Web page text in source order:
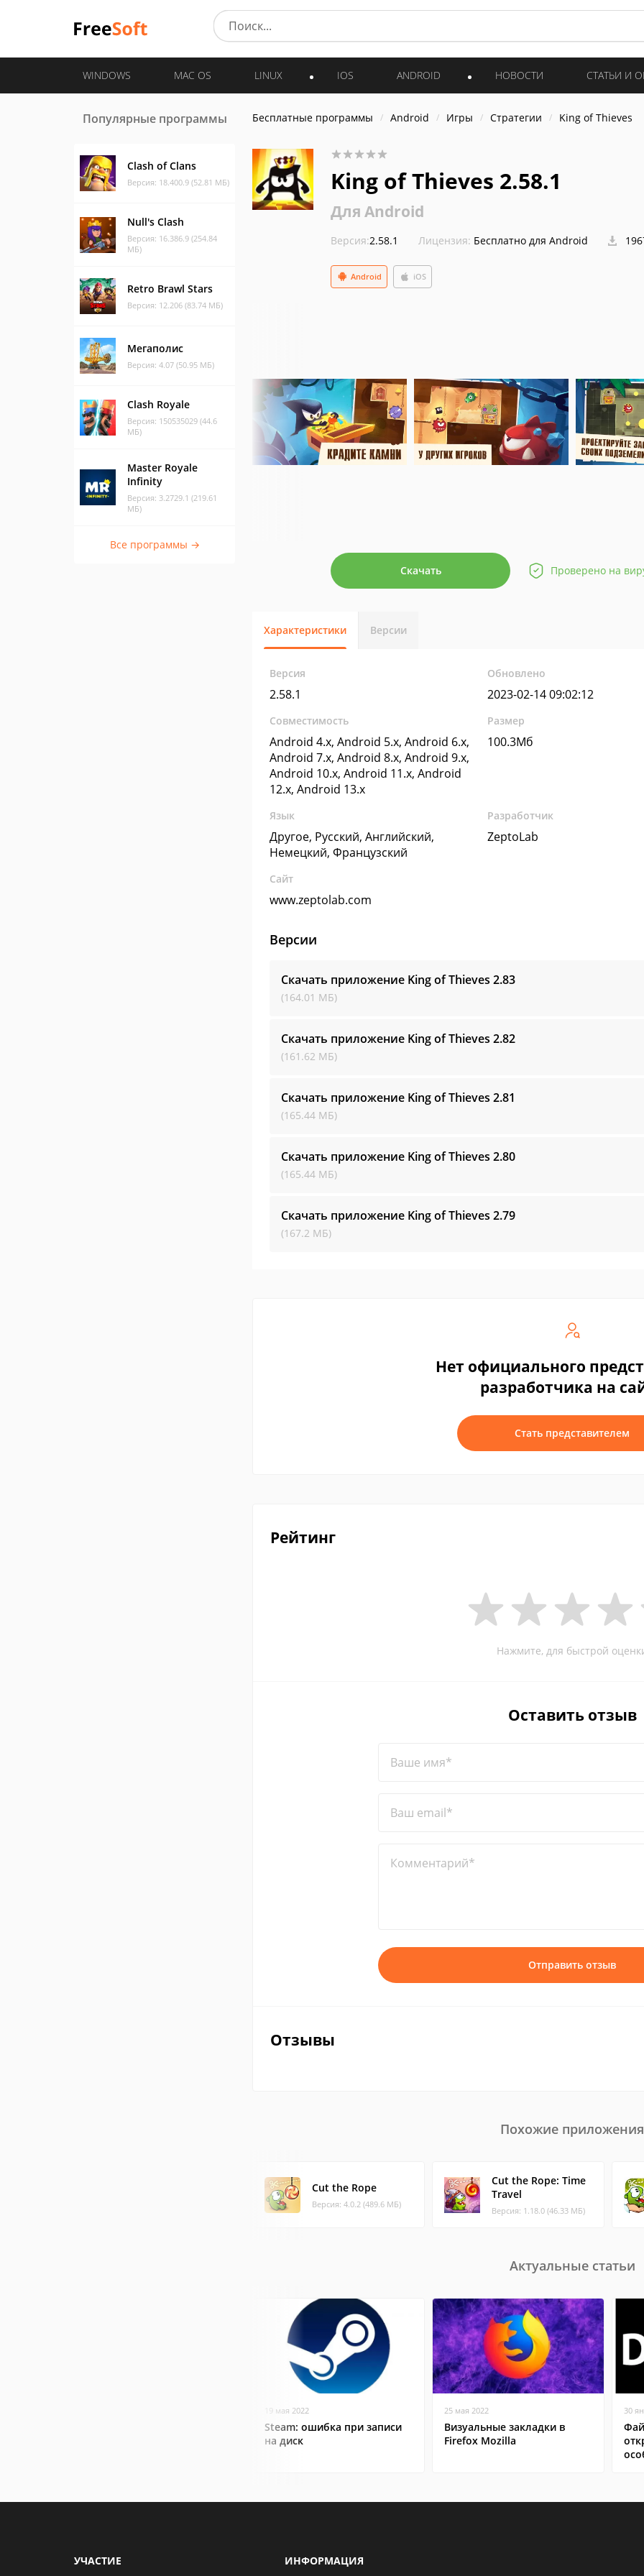
WINDOWS MAC OS LINUX IOS ANDROID НОВОСТИ СТАТЬИ И
Популярные программы
Clash of Clans
Версия: 18.400.9 (52.81 МБ)
Null's Clash
Версия: 16.386.9 (254.84
МБ)
Retro Brawl Stars
Версия: 12.206 (83.74 МБ)
Мегаполис
Версия: 4.07 (50.95 МБ)
Clash Royale
Версия: 150535029 (44.6
МБ)
Master Royale
Infinity
Версия: 3.2729.1 (219.61
МБ)
Все программы →
Бесплатные программы Android Игры Стратегии King of Thieves
King of Thieves 2.58.1
Для Android
Версия:2.58.1 Лицензия: Бесплатно для Android
Android iOS
Скачать Проверено на
Характеристики Версии
Версия
2.58.1
Обновлено
2023-02-14 09:02:12
Совместимость
Android 4.x, Android 5.x, Android 6.x,
Android 7.x, Android 8.x, Android 9.x,
Android 10.x, Android 11.x, Android
12.x, Android 13.x
Размер
100.3Мб
Язык
Другое, Русский, Английский,
Немецкий, Французский
Разработчик
ZeptoLab
Сайт
www.zeptolab.com
Версии
Скачать приложение King of Thieves 2.83
(164.01 МБ)
Скачать приложение King of Thieves 2.82
(161.62 МБ)
Скачать приложение King of Thieves 2.81
(165.44 МБ)
Скачать приложение King of Thieves 2.80
(165.44 МБ)
Скачать приложение King of Thieves 2.79
(167.2 МБ)
Нет официального
разработчика на
Стать представителем
Рейтинг
Нажмите, для быстрой
Оставить отзыв
Ваше имя*
Ваш email*
Комментарий*
Отправить отзыв
Отзывы
Похожие приложения
Cut the Rope
Версия: 4.0.2 (489.6 МБ)
Cut the Rope: Time
Travel
Версия: 1.18.0 (46.33 МБ)
Актуальные статьи
19 мая 2022
Steam: ошибка при записи
на диск
25 мая 2022
Визуальные закладки в
Firefox Mozilla
30
УЧАСТИЕ ИНФОРМАЦИЯ